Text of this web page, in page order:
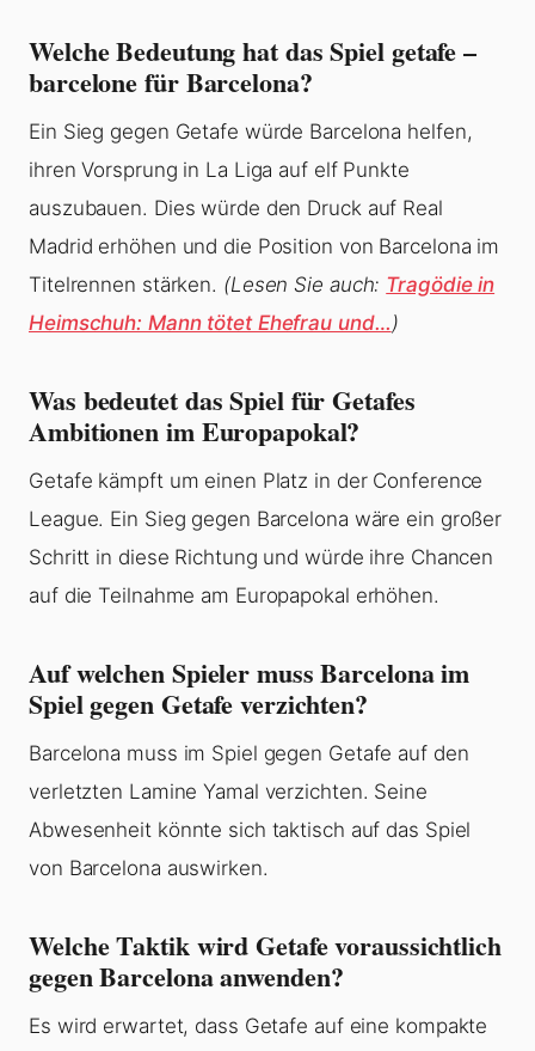
Welche Bedeutung hat das Spiel getafe –
barcelone für Barcelona?
Ein Sieg gegen Getafe würde Barcelona helfen,
ihren Vorsprung in La Liga auf elf Punkte
auszubauen. Dies würde den Druck auf Real
Madrid erhöhen und die Position von Barcelona im
Titelrennen stärken. (Lesen Sie auch: Tragödie in
Heimschuh: Mann tötet Ehefrau und…)
Was bedeutet das Spiel für Getafes
Ambitionen im Europapokal?
Getafe kämpft um einen Platz in der Conference
League. Ein Sieg gegen Barcelona wäre ein großer
Schritt in diese Richtung und würde ihre Chancen
auf die Teilnahme am Europapokal erhöhen.
Auf welchen Spieler muss Barcelona im
Spiel gegen Getafe verzichten?
Barcelona muss im Spiel gegen Getafe auf den
verletzten Lamine Yamal verzichten. Seine
Abwesenheit könnte sich taktisch auf das Spiel
von Barcelona auswirken.
Welche Taktik wird Getafe voraussichtlich
gegen Barcelona anwenden?
Es wird erwartet, dass Getafe auf eine kompakte